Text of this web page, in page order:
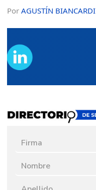
Por AGUSTÍN BIANCARDI